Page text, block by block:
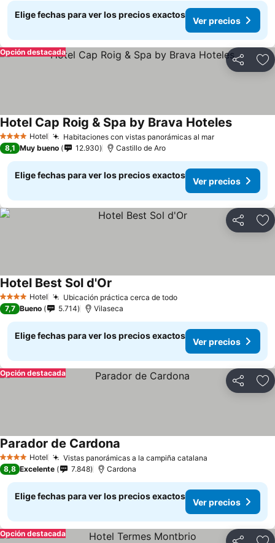
Elige fechas para ver los precios exactos
Ver precios
Compartir
Opción destacada
4 EstrellasHotel Habitaciones con vistas panorámicas al mar
Hotel Cap Roig & Spa by Brava Hoteles
8,1 Muy bueno 12.930 Castillo de Aro
Elige fechas para ver los precios exactos
Ver precios
Compartir
4 EstrellasHotel Ubicación práctica cerca de todo
Hotel Best Sol d'Or
7,7 Bueno 5.714 Vilaseca
Elige fechas para ver los precios exactos
Ver precios
Compartir
Opción destacada
4 EstrellasHotel Vistas panorámicas a la campiña catalana
Parador de Cardona
8,8 Excelente 7.848 Cardona
Elige fechas para ver los precios exactos
Ver precios
Opción destacada